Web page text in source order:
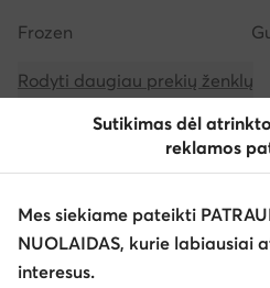
Frozen
Rodyti daugiau prekių ženklų
Sutikimas dėl
reklamos
Mes siekiame pateikti
NUOLAIDAS, kurie labiausiai
interesus.